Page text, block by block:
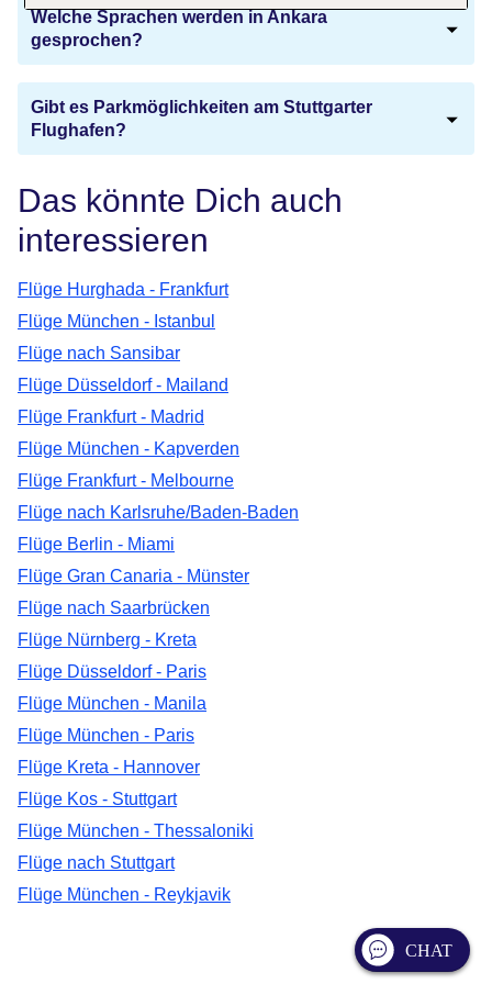
Welche Sprachen werden in Ankara
gesprochen?
Gibt es Parkmöglichkeiten am Stuttgarter
Flughafen?
Das könnte Dich auch
interessieren
Flüge Hurghada - Frankfurt
Flüge München - Istanbul
Flüge nach Sansibar
Flüge Düsseldorf - Mailand
Flüge Frankfurt - Madrid
Flüge München - Kapverden
Flüge Frankfurt - Melbourne
Flüge nach Karlsruhe/Baden-Baden
Flüge Berlin - Miami
Flüge Gran Canaria - Münster
Flüge nach Saarbrücken
Flüge Nürnberg - Kreta
Flüge Düsseldorf - Paris
Flüge München - Manila
Flüge München - Paris
Flüge Kreta - Hannover
Flüge Kos - Stuttgart
Flüge München - Thessaloniki
Flüge nach Stuttgart
Flüge München - Reykjavik
CHAT